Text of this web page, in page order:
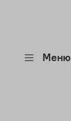
Меню